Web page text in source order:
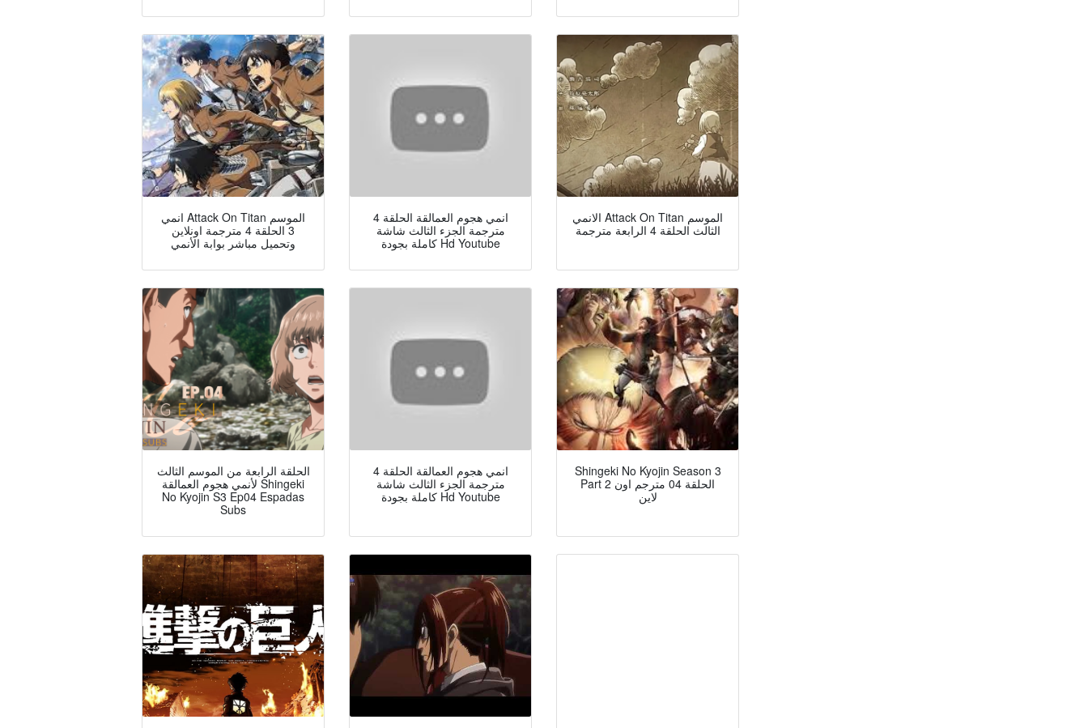
انمي Attack On Titan الموسم
3 الحلقة 4 مترجمة اونلاين
وتحميل مباشر بوابة الأنمي
انمي هجوم العمالقة الحلقة 4
مترجمة الجزء الثالث شاشة
كاملة بجودة Hd Youtube
الانمي Attack On Titan الموسم
الثالث الحلقة 4 الرابعة مترجمة
الحلقة الرابعة من الموسم الثالث
لأنمي هجوم العمالقة Shingeki
No Kyojin S3 Ep04 Espadas
Subs
انمي هجوم العمالقة الحلقة 4
مترجمة الجزء الثالث شاشة
كاملة بجودة Hd Youtube
Shingeki No Kyojin Season 3
Part 2 الحلقة 04 مترجم اون
لاين